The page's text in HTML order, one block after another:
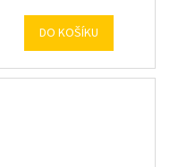
DO KOŠÍKU